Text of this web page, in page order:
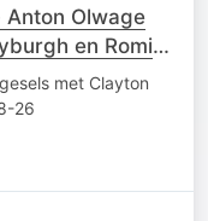
Olwage
en Romi
met Clayton
26